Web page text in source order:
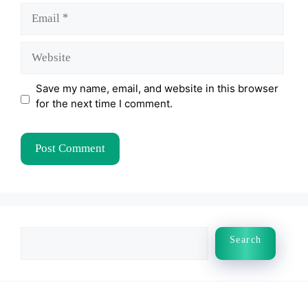
Email
Website
Save my name, email, and website in this browser
for the next time I comment.
Search